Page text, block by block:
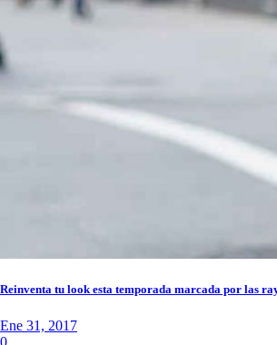
Reinventa tu look esta temporada marcada por las
Ene 31, 2017
0